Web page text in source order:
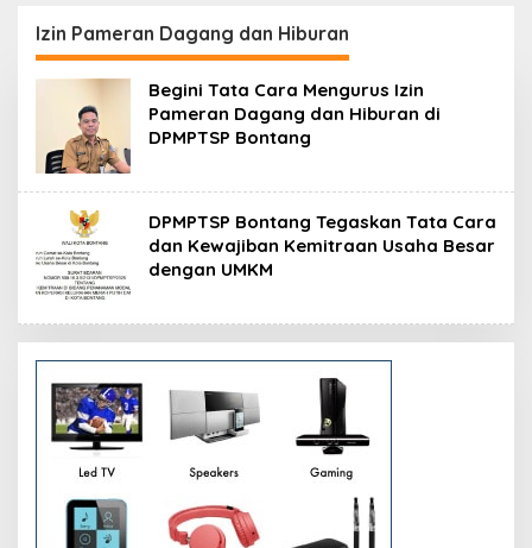
Pabrik Tertua Pupuk
Kaltim
Resmi Dipetakan
Izin Pameran Dagang dan Hiburan
Begini Tata Cara Mengurus Izin
Pameran Dagang dan Hiburan di
DPMPTSP Bontang
DPMPTSP Bontang Tegaskan Tata Cara
dan Kewajiban Kemitraan Usaha Besar
dengan UMKM